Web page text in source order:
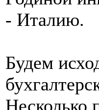
- Италию.
Будем
Несколько